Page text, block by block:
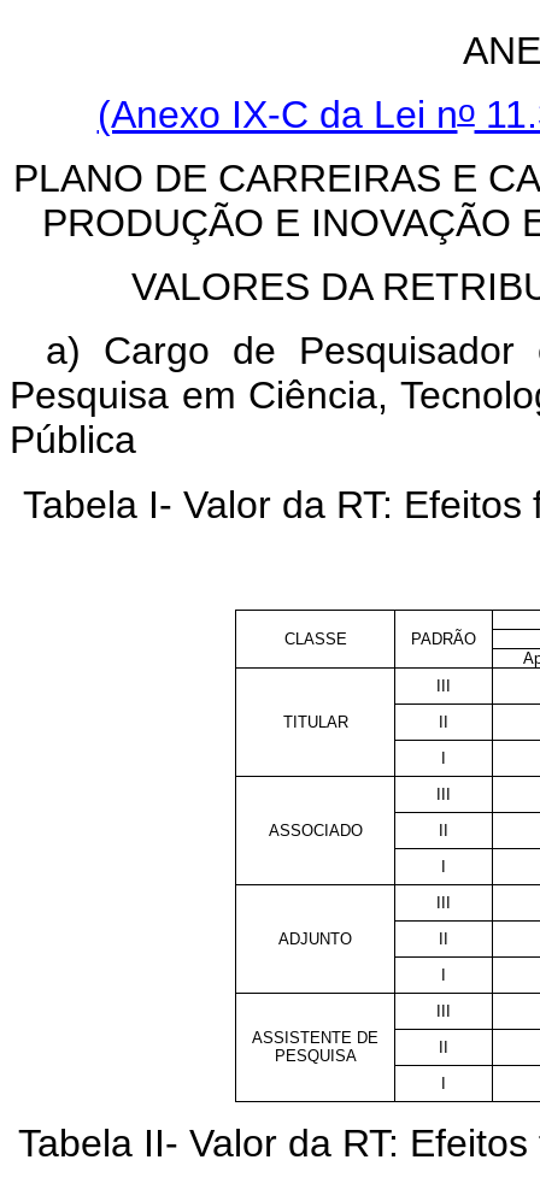
(Anexo IX-C da Lei no
PLANO DE CARREIRAS E
PRODUÇÃO E INOVAÇÃO
VALORES DA
a) Cargo de
Pesquisa em Ciência,
Pública
Tabela I- Valor da RT:
CLASSE
PADRÃO
TITULAR
III
II
I
ASSOCIADO
III
II
I
ADJUNTO
III
II
I
ASSISTENTE DE
PESQUISA
III
II
I
Tabela II- Valor da RT: